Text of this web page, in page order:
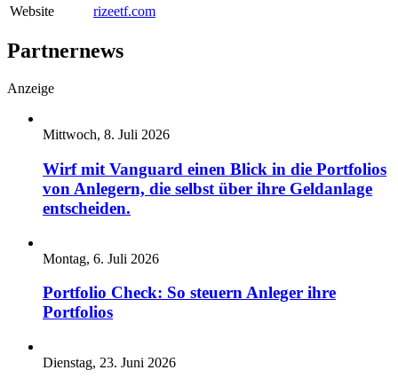
Website
rizeetf.com
Partnernews
Anzeige
Mittwoch, 8. Juli 2026
Wirf mit Vanguard einen Blick in die Portfolios
von Anlegern, die selbst über ihre Geldanlage
entscheiden.
Montag, 6. Juli 2026
Portfolio Check: So steuern Anleger ihre
Portfolios
Dienstag, 23. Juni 2026